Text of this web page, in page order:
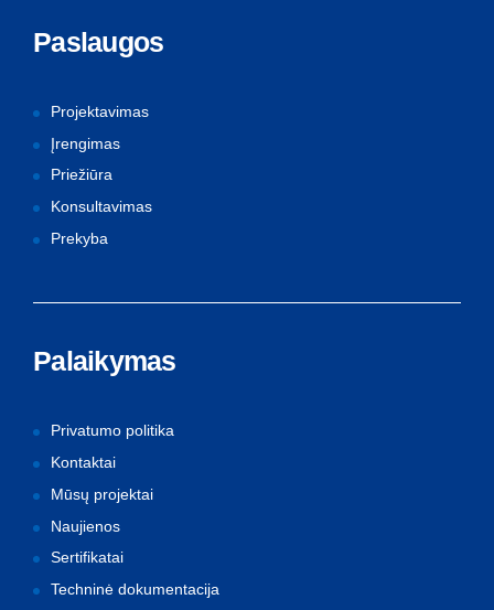
Paslaugos
Projektavimas
Įrengimas
Priežiūra
Konsultavimas
Prekyba
Palaikymas
Privatumo politika
Kontaktai
Mūsų projektai
Naujienos
Sertifikatai
Techninė dokumentacija